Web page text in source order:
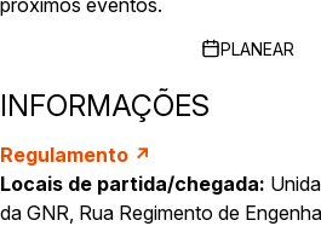
próximos eventos.
PLANEAR
INFORMAÇÕES
Regulamento ↗
Locais de partida/chegada:
da GNR, Rua Regimento de